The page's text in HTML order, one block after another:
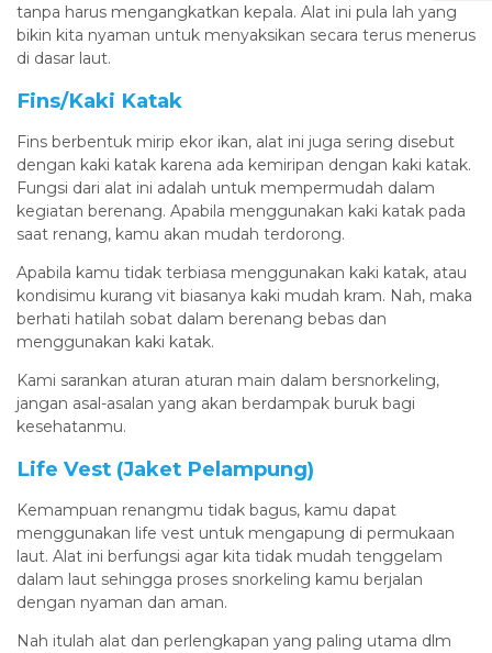
tanpa harus mengangkatkan kepala. Alat ini pula lah yang
bikin kita nyaman untuk menyaksikan secara terus menerus
di dasar laut.
Fins/Kaki Katak
Fins berbentuk mirip ekor ikan, alat ini juga sering disebut
dengan kaki katak karena ada kemiripan dengan kaki katak.
Fungsi dari alat ini adalah untuk mempermudah dalam
kegiatan berenang. Apabila menggunakan kaki katak pada
saat renang, kamu akan mudah terdorong.
Apabila kamu tidak terbiasa menggunakan kaki katak, atau
kondisimu kurang vit biasanya kaki mudah kram. Nah, maka
berhati hatilah sobat dalam berenang bebas dan
menggunakan kaki katak.
Kami sarankan aturan aturan main dalam bersnorkeling,
jangan asal-asalan yang akan berdampak buruk bagi
kesehatanmu.
Life Vest (Jaket Pelampung)
Kemampuan renangmu tidak bagus, kamu dapat
menggunakan life vest untuk mengapung di permukaan
laut. Alat ini berfungsi agar kita tidak mudah tenggelam
dalam laut sehingga proses snorkeling kamu berjalan
dengan nyaman dan aman.
Nah itulah alat dan perlengkapan yang paling utama dlm